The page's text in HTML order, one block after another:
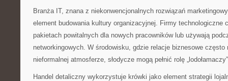
Branża IT, znana z niekonwencjonalnych rozwiązań
element budowania kultury organizacyjnej. Firmy technologiczne
pakietach powitalnych dla nowych pracowników lub używają
networkingowych. W środowisku, gdzie relacje biznesowe często
nieformalnej atmosferze, słodycze mogą pełnić rolę
Handel detaliczny wykorzystuje krówki jako element strategii